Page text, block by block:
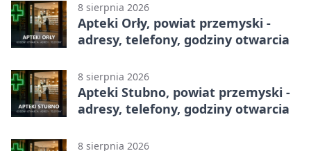
8 sierpnia 2026
Apteki Orły, powiat przemyski -
adresy, telefony, godziny otwarcia
8 sierpnia 2026
Apteki Stubno, powiat przemyski -
adresy, telefony, godziny otwarcia
8 sierpnia 2026